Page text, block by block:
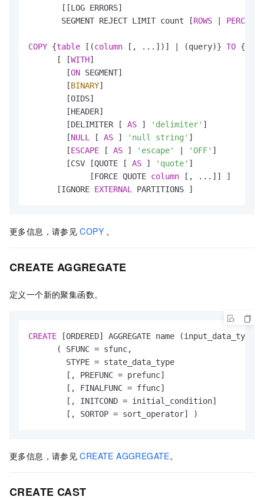
       [[LOG ERRORS]
       SEGMENT REJECT LIMIT count [
ROWS | PERCENT
COPY {table [(column [, ...])] | (query)} TO {
      [ [
WITH]
        [
ON SEGMENT]
        [
BINARY]
        [OIDS]
        [HEADER]
        [DELIMITER [
AS ] 'delimiter' ]
        [
NULL [ AS ] 'null string' ]
        [
ESCAPE [ AS ] 'escape' | 'OFF' ]
        [CSV [QUOTE [
AS ] 'quote' ]
             [FORCE QUOTE
column [, ...]] ]
      [IGNORE
EXTERNAL PARTITIONS ]
更多信息，请参见 COPY 。
CREATE AGGREGATE
定义一个新的聚集函数。
CREATE [ORDERED] AGGREGATE name
      ( SFUNC
= sfunc,
        STYPE
= state_data_type
        [, PREFUNC
= prefunc]
        [, FINALFUNC
= ffunc]
        [, INITCOND
= initial_condition]
        [, SORTOP
= sort_operator] )
更多信息，请参见 CREATE AGGREGATE。
CREATE CAST